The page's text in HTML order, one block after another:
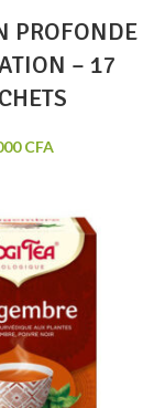
PROFONDE
– 17
CFA